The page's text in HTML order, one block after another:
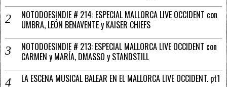
NOTODOESINDIE # 214: ESPECIAL MALLORCA LIVE OCCIDENT con
UMBRA, LEÓN BENAVENTE y KAISER CHIEFS
NOTODOESINDIE # 213: ESPECIAL MALLORCA LIVE OCCIDENT con
CARMEN y MARÍA, DMASSO y STANDSTILL
LA ESCENA MUSICAL BALEAR EN EL MALLORCA LIVE OCCIDENT. pt1